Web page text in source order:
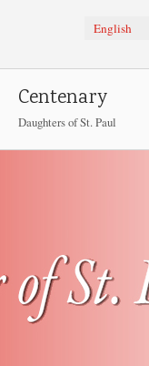
English
Centenary
Daughters of St. Paul